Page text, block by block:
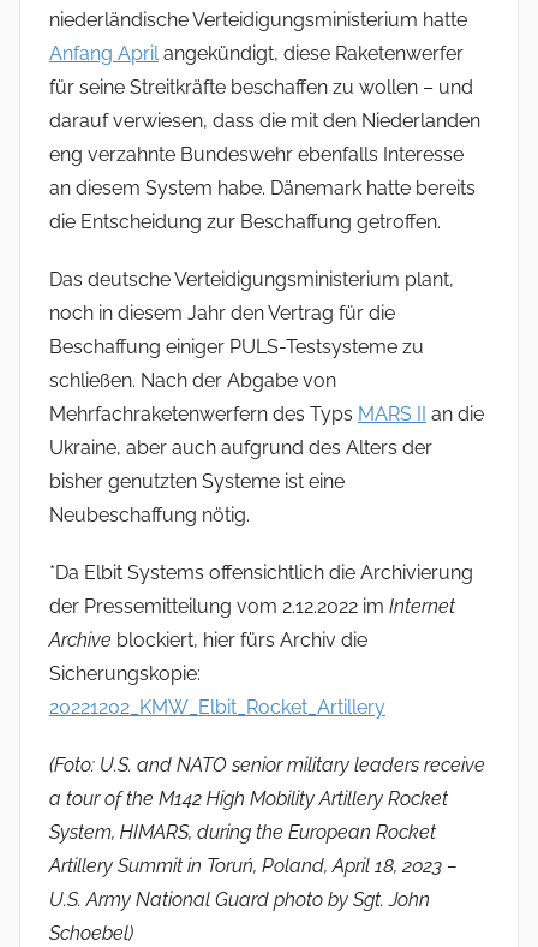
niederländische Verteidigungsministerium hatte
Anfang Aprilangekündigt, diese Raketenwerfer
für seine Streitkräfte beschaffen zu wollen – und
darauf verwiesen, dass die mit den Niederlanden
eng verzahnte Bundeswehr ebenfalls Interesse
an diesem System habe. Dänemark hatte bereits
die Entscheidung zur Beschaffung getroffen.
Das deutsche Verteidigungsministerium plant,
noch in diesem Jahr den Vertrag für die
Beschaffung einiger PULS-Testsysteme zu
schließen. Nach der Abgabe von
Mehrfachraketenwerfern des Typs MARS II
an die
Ukraine, aber auch aufgrund des Alters der
bisher genutzten Systeme ist eine
Neubeschaffung nötig.
*Da Elbit Systems offensichtlich die Archivierung
der Pressemitteilung vom 2.12.2022 im Internet
Archive blockiert, hier fürs Archiv die
Sicherungskopie:
20221202_KMW_Elbit_Rocket_Artillery
(Foto: U.S. and NATO senior military leaders receive
a tour of the M142 High Mobility Artillery Rocket
System, HIMARS, during the European Rocket
Artillery Summit in Toruń, Poland, April 18, 2023 –
U.S. Army National Guard photo by Sgt. John
Schoebel)